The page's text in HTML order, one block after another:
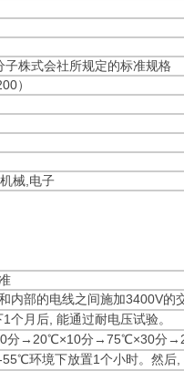
子株式会社所规定的标准规格
）
械,电子
内部的电线之间施加3400V的
个月后, 能通过耐电压试验。
分→20℃×10分→75℃×30分
环境下放置1个小时。然后,